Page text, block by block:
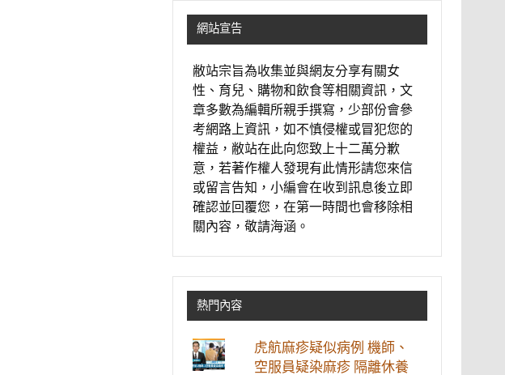
網站宣告
敝站宗旨為收集並與網友分享有關女
性、育兒、購物和飲食等相關資訊，文
章多數為編輯所親手撰寫，少部份會參
考網路上資訊，如不慎侵權或冒犯您的
權益，敝站在此向您致上十二萬分歉
意，若著作權人發現有此情形請您來信
或留言告知，小編會在收到訊息後立即
確認並回覆您，在第一時間也會移除相
關內容，敬請海涵。
熱門內容
虎航麻疹疑似病例 機師、
空服員疑染麻疹 隔離休養